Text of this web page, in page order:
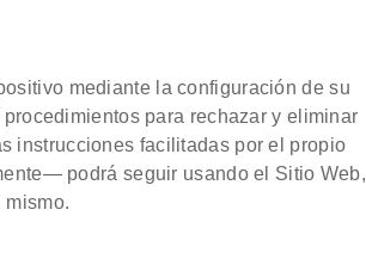
mediante la configuración de su
para rechazar y eliminar
instrucciones facilitadas por el propio
podrá seguir usando el Sitio Web,